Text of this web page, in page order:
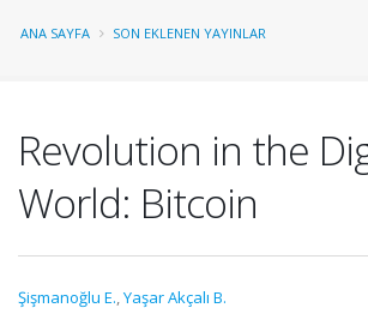
ANA SAYFA SON EKLENEN YAYINLAR
Revolution in the
World: Bitcoin
Şişmanoğlu E.,Yaşar Akçalı B.